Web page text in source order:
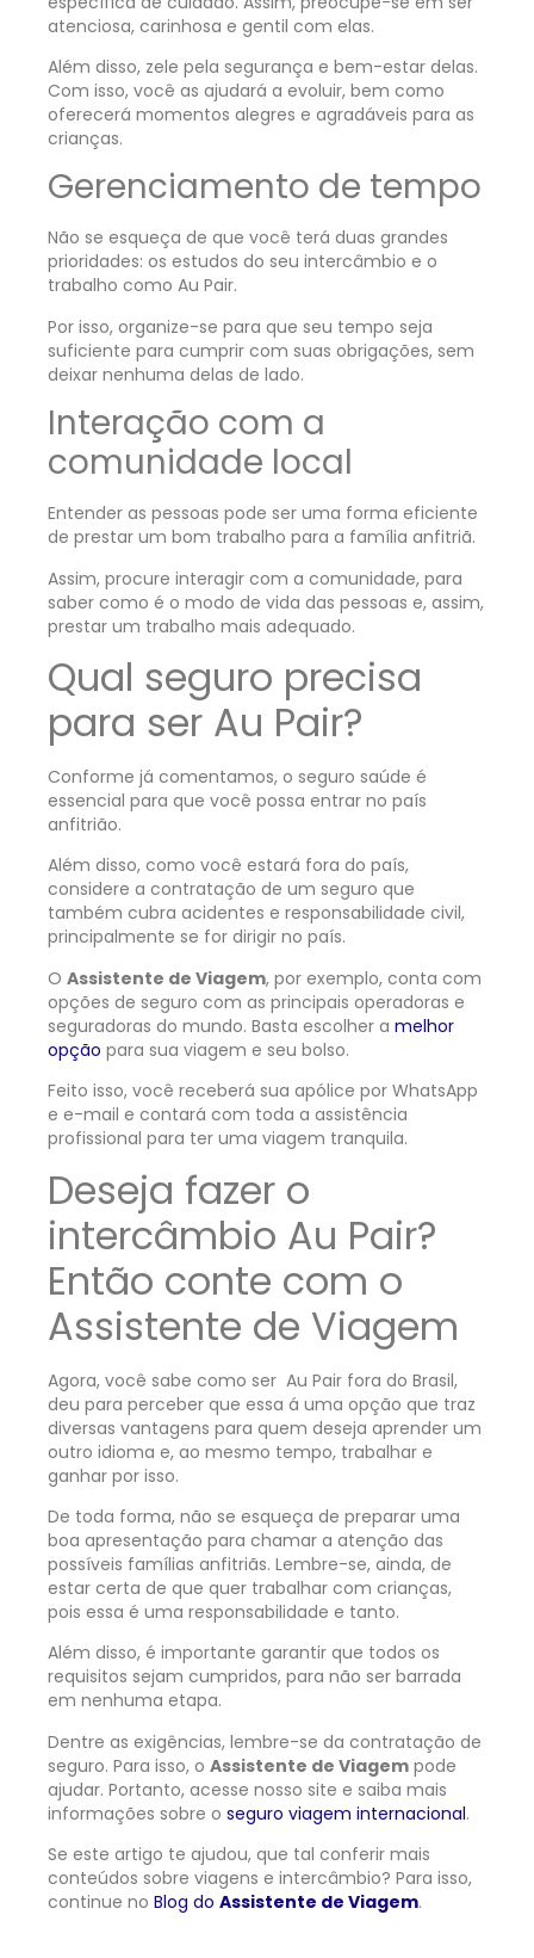
atenciosa, carinhosa e gentil com elas.
Além disso, zele pela segurança e bem-estar delas.
Com isso, você as ajudará a evoluir, bem como
oferecerá momentos alegres e agradáveis para as
crianças.
Gerenciamento de tempo
Não se esqueça de que você terá duas grandes
prioridades: os estudos do seu intercâmbio e o
trabalho como Au Pair.
Por isso, organize-se para que seu tempo seja
suficiente para cumprir com suas obrigações, sem
deixar nenhuma delas de lado.
Interação com a
comunidade local
Entender as pessoas pode ser uma forma eficiente
de prestar um bom trabalho para a família anfitriã.
Assim, procure interagir com a comunidade, para
saber como é o modo de vida das pessoas e, assim,
prestar um trabalho mais adequado.
Qual seguro precisa
para ser Au Pair?
Conforme já comentamos, o seguro saúde é
essencial para que você possa entrar no país
anfitrião.
Além disso, como você estará fora do país,
considere a contratação de um seguro que
também cubra acidentes e responsabilidade civil,
principalmente se for dirigir no país.
O Assistente de Viagem, por exemplo, conta com
opções de seguro com as principais operadoras e
seguradoras do mundo. Basta escolher a melhor
opção para sua viagem e seu bolso.
Feito isso, você receberá sua apólice por WhatsApp
e e-mail e contará com toda a assistência
profissional para ter uma viagem tranquila.
Deseja fazer o
intercâmbio Au Pair?
Então conte com o
Assistente de Viagem
Agora, você sabe como ser Au Pair fora do Brasil,
deu para perceber que essa á uma opção que traz
diversas vantagens para quem deseja aprender um
outro idioma e, ao mesmo tempo, trabalhar e
ganhar por isso.
De toda forma, não se esqueça de preparar uma
boa apresentação para chamar a atenção das
possíveis famílias anfitriãs. Lembre-se, ainda, de
estar certa de que quer trabalhar com crianças,
pois essa é uma responsabilidade e tanto.
Além disso, é importante garantir que todos os
requisitos sejam cumpridos, para não ser barrada
em nenhuma etapa.
Dentre as exigências, lembre-se da contratação de
seguro. Para isso, o Assistente de Viagem pode
ajudar. Portanto, acesse nosso site e saiba mais
informações sobre o seguro viagem internacional.
Se este artigo te ajudou, que tal conferir mais
conteúdos sobre viagens e intercâmbio? Para isso,
continue no Blog do Assistente de Viagem.